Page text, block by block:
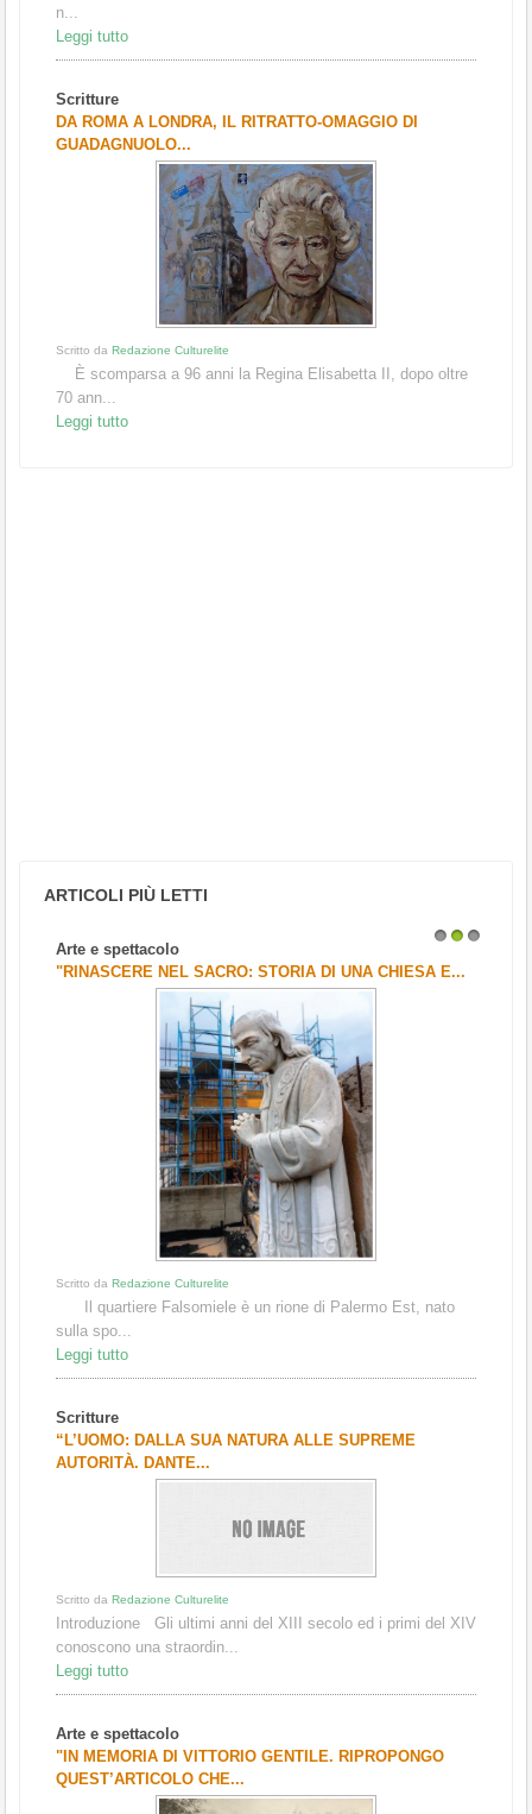
n...
Leggi tutto
Scritture
DA ROMA A LONDRA, IL RITRATTO-OMAGGIO DI
GUADAGNUOLO...
Scritto da Redazione Culturelite
È scomparsa a 96 anni la Regina Elisabetta II, dopo oltre
70 ann...
Leggi tutto
ARTICOLI PIÙ LETTI
Arte e spettacolo
"RINASCERE NEL SACRO: STORIA DI UNA CHIESA E...
Scritto da Redazione Culturelite
Il quartiere Falsomiele è un rione di Palermo Est, nato
sulla spo...
Leggi tutto
Scritture
“L’UOMO: DALLA SUA NATURA ALLE SUPREME
AUTORITÀ. DANTE...
Scritto da Redazione Culturelite
Introduzione Gli ultimi anni del XIII secolo ed i primi del XIV
conoscono una straordin...
Leggi tutto
Arte e spettacolo
"IN MEMORIA DI VITTORIO GENTILE. RIPROPONGO
QUEST’ARTICOLO CHE...